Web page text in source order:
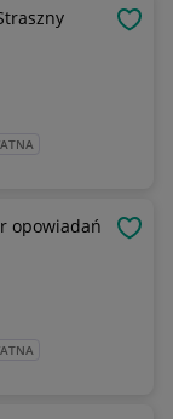
opowiadań